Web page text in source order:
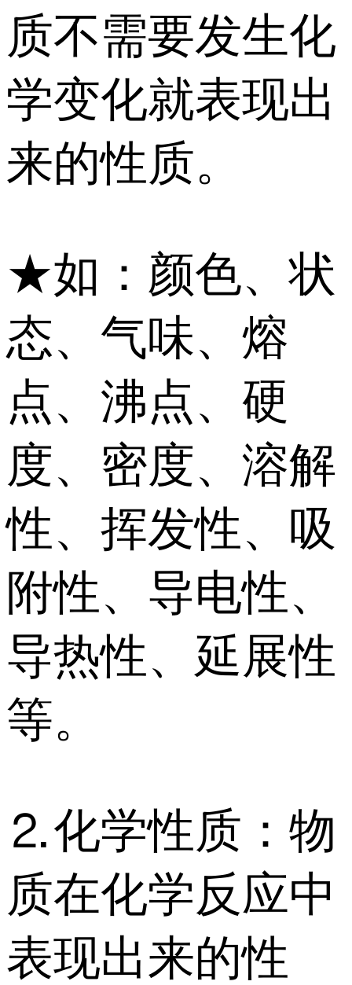
质不需要发生化
学变化就表现出
来的性质。
★如：颜色、状
态、气味、熔
点、沸点、硬
度、密度、溶解
性、挥发性、吸
附性、导电性、
导热性、延展性
等。
⒉化学性质：物
质在化学反应中
表现出来的性